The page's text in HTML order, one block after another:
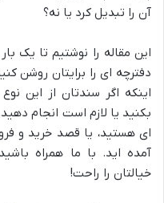
آن را تبدیل کرد یا نه؟
این مقاله را نوشتیم تا یک
دفترچه ای را برایتان روشن
اینکه اگر سندتان از این
بکنید یا لازم است انجام
ای هستید، یا قصد خرید و
آمده اید. با ما همراه
خیالتان را راحت!